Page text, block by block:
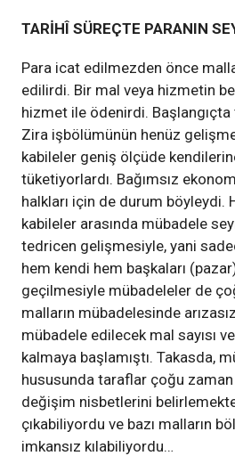
TARİHÎ SÜREÇTE PARANIN
Para icat edilmezden önce
edilirdi. Bir mal veya hizmetin
hizmet ile ödenirdi.
Zira işbölümünün henüz
kabileler geniş ölçüde
tüketiyorlardı. Bağımsız
halkları için de durum böyleydi.
kabileler arasında mübadele
tedricen gelişmesiyle, yani
hem kendi hem başkaları
geçilmesiyle mübadeleler de
malların mübadelesinde
mübadele edilecek mal sayısı
kalmaya başlamıştı. Takasda,
hususunda taraflar çoğu
değişim nisbetlerini
çıkabiliyordu ve bazı malların
imkansız kılabiliyordu…